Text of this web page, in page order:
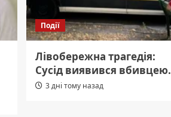
Події
Лівобережна трагедія:
Сусід виявився вбивцею.
3 дні тому назад